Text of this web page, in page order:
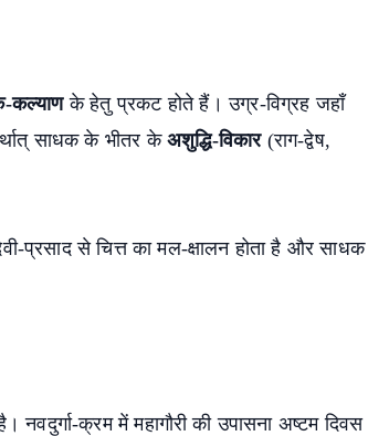
कल्याणके हेतु प्रकट होते हैं। उग्र-विग्रह जहाँ
साधक के भीतर केअशुद्धि-विकार(राग-द्वेष,
प्रसाद से चित्त का मल-क्षालन होता है और साधक
नवदुर्गा-क्रम में महागौरी की उपासना अष्टम दिवस